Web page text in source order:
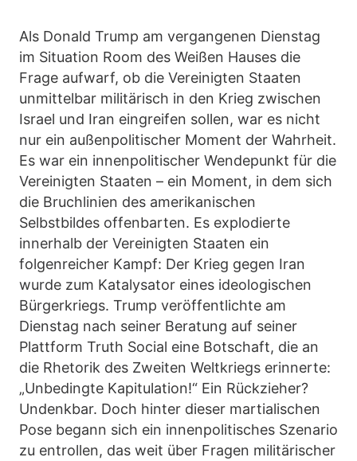
Als Donald Trump am vergangenen Dienstag
im Situation Room des Weißen Hauses die
Frage aufwarf, ob die Vereinigten Staaten
unmittelbar militärisch in den Krieg zwischen
Israel und Iran eingreifen sollen, war es nicht
nur ein außenpolitischer Moment der Wahrheit.
Es war ein innenpolitischer Wendepunkt für die
Vereinigten Staaten – ein Moment, in dem sich
die Bruchlinien des amerikanischen
Selbstbildes offenbarten. Es explodierte
innerhalb der Vereinigten Staaten ein
folgenreicher Kampf: Der Krieg gegen Iran
wurde zum Katalysator eines ideologischen
Bürgerkriegs. Trump veröffentlichte am
Dienstag nach seiner Beratung auf seiner
Plattform Truth Social eine Botschaft, die an
die Rhetorik des Zweiten Weltkriegs erinnerte:
„Unbedingte Kapitulation!“ Ein Rückzieher?
Undenkbar. Doch hinter dieser martialischen
Pose begann sich ein innenpolitisches Szenario
zu entrollen, das weit über Fragen militärischer